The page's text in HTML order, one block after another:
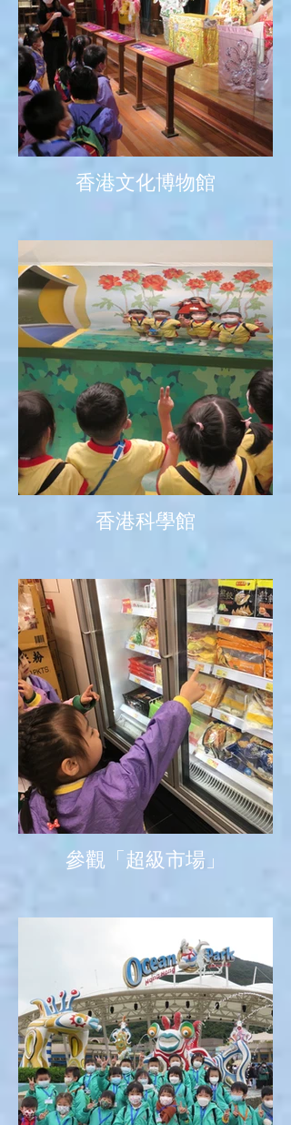
香港文化博物館
香港科學館
參觀「超級市場」